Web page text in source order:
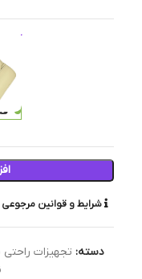
فقط 2
شرایط و قوانین مرجوعی
دسته: تجهیزات